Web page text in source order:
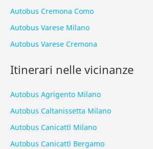
Autobus Cremona Como
Autobus Varese Milano
Autobus Varese Cremona
Itinerari nelle vicinanze
Autobus Agrigento Milano
Autobus Caltanissetta Milano
Autobus Canicattì Milano
Autobus Canicattì Bergamo